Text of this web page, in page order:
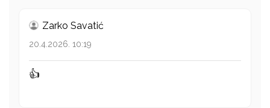
Zarko Savatić
20.4.2026. 10:19
👍